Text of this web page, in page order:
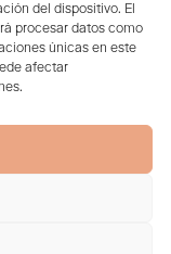
del dispositivo. El
procesar datos como
únicas en este
afectar